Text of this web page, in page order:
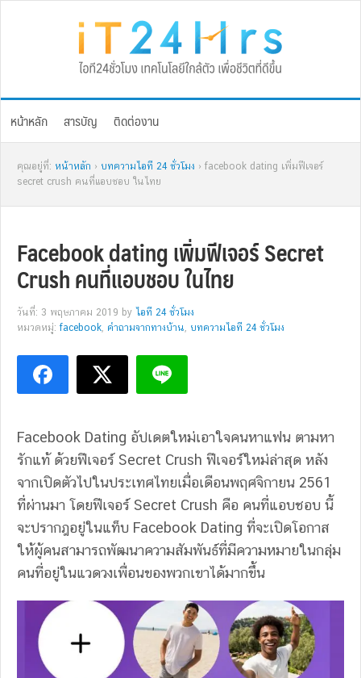
หน้าหลัก สารบัญ ติดต่องาน
คุณอยู่ที่: หน้าหลัก › บทความไอที 24 ชั่วโมง › facebook dating เพิ่มฟีเจอร์
secret crush คนที่แอบชอบ ในไทย
Facebook dating เพิ่มฟีเจอร์ Secret
Crush คนที่แอบชอบ ในไทย
วันที่: 3 พฤษภาคม 2019 by ไอที 24 ชั่วโมง
หมวดหมู่:facebook, คำถามจากทางบ้าน, บทความไอที 24 ชั่วโมง
Facebook Dating อัปเดตใหม่เอาใจคนหาแฟน ตามหา
รักแท้ ด้วยฟีเจอร์ Secret Crush ฟีเจอร์ใหม่ล่าสุด หลัง
จากเปิดตัวไปในประเทศไทยเมื่อเดือนพฤศจิกายน 2561
ที่ผ่านมา โดยฟีเจอร์ Secret Crush คือ คนที่แอบชอบ นี้
จะปรากฎอยู่ในแท็บ Facebook Dating ที่จะเปิดโอกาส
ให้ผู้คนสามารถพัฒนาความสัมพันธ์ที่มีความหมายในกลุ่ม
คนที่อยู่ในแวดวงเพื่อนของพวกเขาได้มากขึ้น